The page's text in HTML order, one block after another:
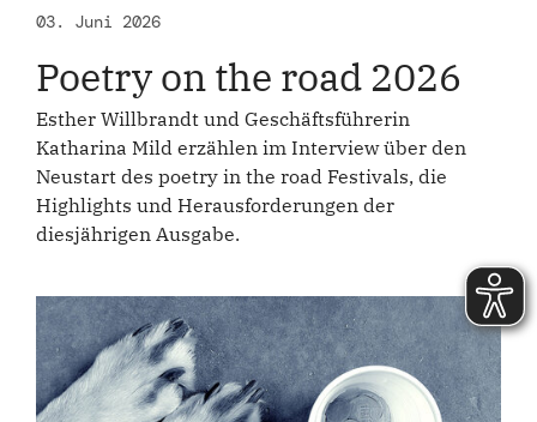
03. Juni 2026
Poetry on the road 2026
Esther Willbrandt und Geschäftsführerin
Katharina Mild erzählen im Interview über den
Neustart des poetry in the road Festivals, die
Highlights und Herausforderungen der
diesjährigen Ausgabe.